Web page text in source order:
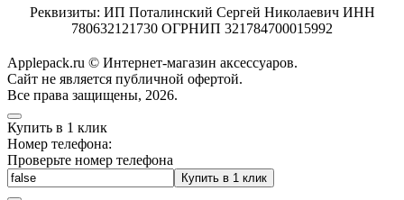
Реквизиты: ИП Поталинский Сергей Николаевич ИНН
780632121730 ОГРНИП 321784700015992
Applepack.ru © Интернет-магазин аксессуаров.
Cайт не является публичной офертой.
Все права защищены, 2026.
Купить в 1 клик
Номер телефона:
Проверьте номер телефона
Купить в 1 клик